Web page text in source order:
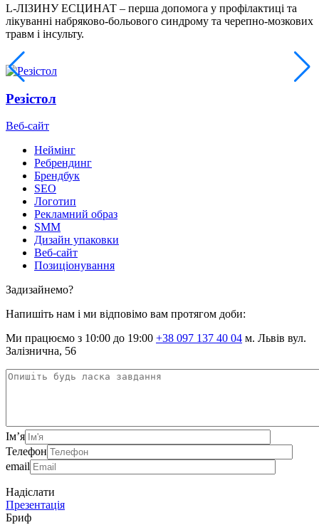
L-ЛІЗИНУ ЕСЦИНАТ – перша допомога у профілактиці та
лікуванні набряково-больового синдрому та черепно-мозкових
травм і інсульту.
Резістол
Веб-сайт
Неймінг
Ребрендинг
Брендбук
SEO
Логотип
Рекламний образ
SMM
Дизайн упаковки
Веб-сайт
Позиціонування
Задизайнемо?
Напишіть нам і ми відповімо вам протягом доби:
Ми працюємо з 10:00 до 19:00 +38 097 137 40 04 м. Львів вул.
Залізнична, 56
Ім’я
Телефон
email
Надіслати
Презентація
Бриф